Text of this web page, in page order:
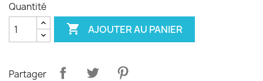
Quantité
 AJOUTER AU PANIER
Partager